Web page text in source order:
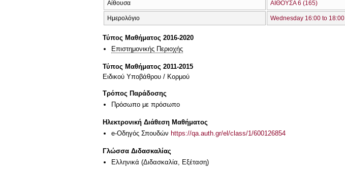
Αίθουσα ΑΙΘΟΥΣΑ 6 (165)
Ημερολόγιο Wednesday 16:00 to 18:00
Τύπος Μαθήματος 2016-2020
Επιστημονικής Περιοχής
Τύπος Μαθήματος 2011-2015
Ειδικού Υποβάθρου / Κορμού
Τρόπος Παράδοσης
Πρόσωπο με πρόσωπο
Ηλεκτρονική Διάθεση Μαθήματος
e-Οδηγός Σπουδών https://qa.auth.gr/el/class/1/600126854
Γλώσσα Διδασκαλίας
Ελληνικά (Διδασκαλία, Εξέταση)